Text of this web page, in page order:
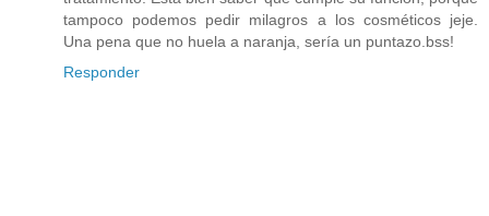
tampoco podemos pedir milagros a los cosméticos jeje.
Una pena que no huela a naranja, sería un puntazo.bss!
Responder